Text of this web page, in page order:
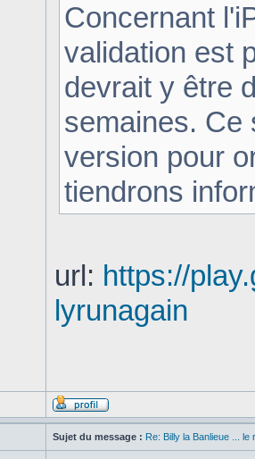
Concernant
validation est
devrait y être
semaines. Ce
version pour
tiendrons
url: https://
lyrunagain
Sujet du message : Re: Billy la Banlieue ... le